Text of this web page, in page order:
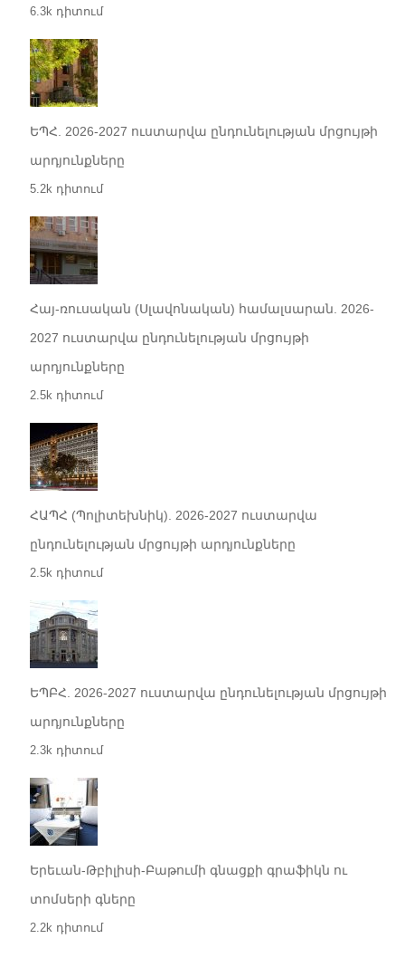
6.3k դիտում
ԵՊՀ. 2026-2027 ուստարվա ընդունելության մրցույթի
արդյունքները
5.2k դիտում
Հայ-ռուսական (Սլավոնական) համալսարան. 2026-
2027 ուստարվա ընդունելության մրցույթի
արդյունքները
2.5k դիտում
ՀԱՊՀ (Պոլիտեխնիկ). 2026-2027 ուստարվա
ընդունելության մրցույթի արդյունքները
2.5k դիտում
ԵՊԲՀ. 2026-2027 ուստարվա ընդունելության մրցույթի
արդյունքները
2.3k դիտում
Երեւան-Թբիլիսի-Բաթումի գնացքի գրաֆիկն ու
տոմսերի գները
2.2k դիտում